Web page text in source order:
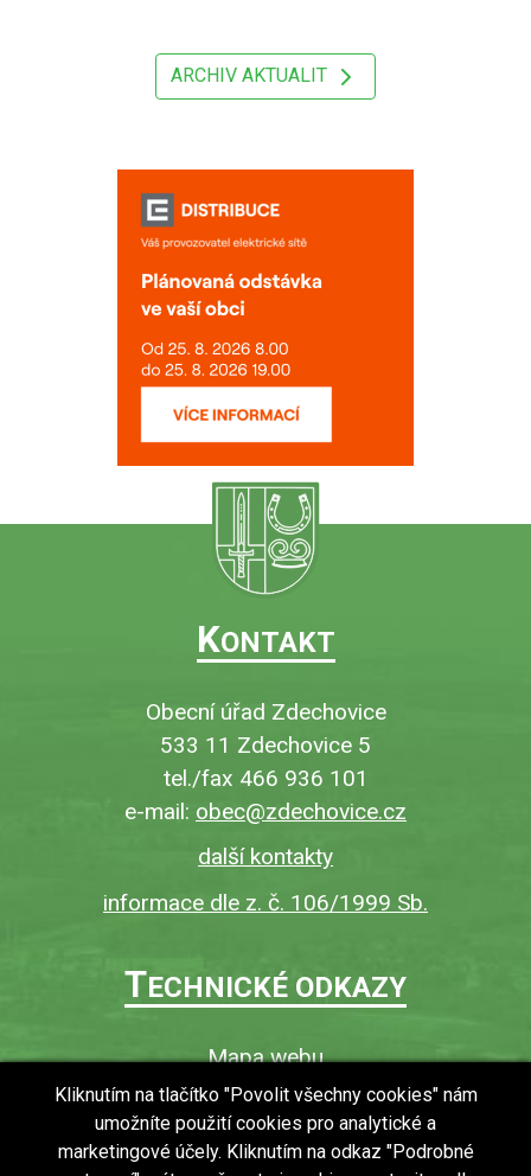
ARCHIV AKTUALIT
KONTAKT
Obecní úřad Zdechovice
533 11 Zdechovice 5
tel./fax 466 936 101
e-mail: obec@zdechovice.cz
další kontakty
informace dle z. č. 106/1999 Sb.
TECHNICKÉ ODKAZY
Mapa webu
O webu
Povinně zveřejňované informace
Ochrana osobních údajů (GDPR)
Kliknutím na tlačítko "Povolit všechny cookies" nám
umožníte použití cookies pro analytické a
marketingové účely. Kliknutím na odkaz "Podrobné